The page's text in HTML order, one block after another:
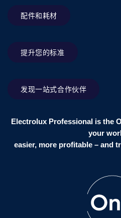
配件和耗材
提升您的标准
发现一站式合作伙伴
Electrolux Professional is the
your
easier, more profitable – and